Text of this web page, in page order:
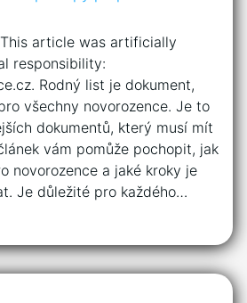
article was artificially
responsibility:
Rodný list je dokument,
všechny novorozence. Je to
dokumentů, který musí mít
vám pomůže pochopit, jak
novorozence a jaké kroky je
Je důležité pro každého…